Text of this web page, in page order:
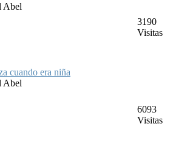
Abel
3190
Visitas
cuando era niña
Abel
6093
Visitas